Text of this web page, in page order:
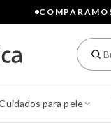
para pele